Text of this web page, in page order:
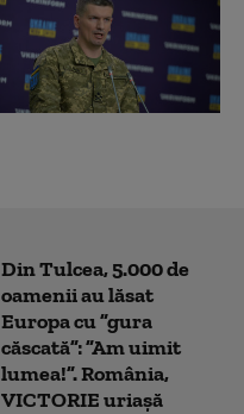
Din Tulcea, 5.000 de
oamenii au lăsat
Europa cu ”gura
căscată”: ”Am uimit
lumea!”. România,
VICTORIE uriașă